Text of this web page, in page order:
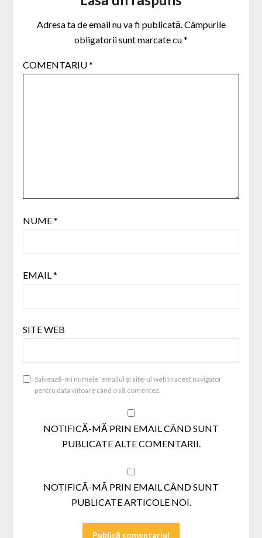
Adresa ta de email nu va fi publicată. Câmpurile
obligatorii sunt marcate cu*
COMENTARIU*
NUME*
EMAIL *
SITE WEB
Salvează-mi numele, emailul și site-ul web în acest navigator
pentru data viitoare când o să comentez.
NOTIFICĂ-MĂ PRIN EMAIL CÂND SUNT
PUBLICATE ALTE COMENTARII.
NOTIFICĂ-MĂ PRIN EMAIL CÂND SUNT
PUBLICATE ARTICOLE NOI.